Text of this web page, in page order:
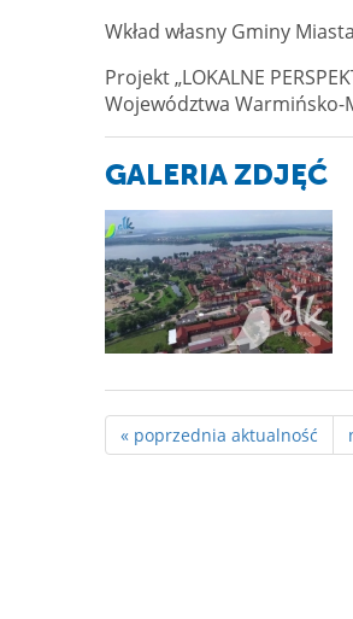
Wkład własny Gminy
Projekt „LOKALNE
Województwa Warmińsko-
GALERIA ZDJĘĆ
« poprzednia aktualność